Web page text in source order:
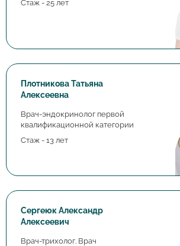
Стаж - 25 лет
Плотникова Татьяна
Алексеевна
Врач-эндокринолог первой
квалификационной категории
Стаж - 13 лет
Сергеюк Александр
Алексеевич
Врач-трихолог. Врач